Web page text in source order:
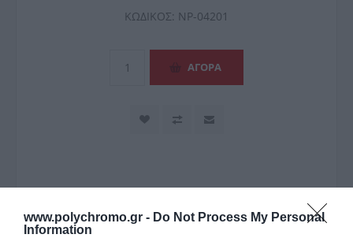
www.polychromo.gr - Do Not Process My Personal
Information
ΚΩΔΙΚΟΣ: NP-04201